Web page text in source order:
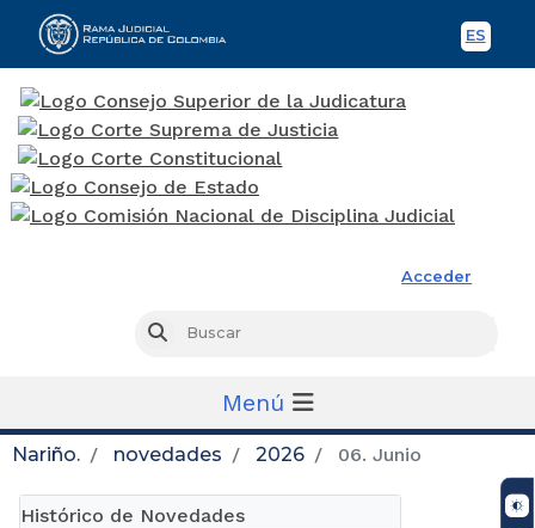
ES
Acceder
Buscar
Menú
Nariño. novedades 2026 06. Junio
Histórico de Novedades